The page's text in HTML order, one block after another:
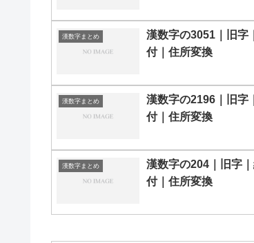
漢数字まとめ
漢数字の3051｜旧字
付｜住所変換
漢数字まとめ
漢数字の2196｜旧字
付｜住所変換
漢数字まとめ
漢数字の204｜旧字
付｜住所変換